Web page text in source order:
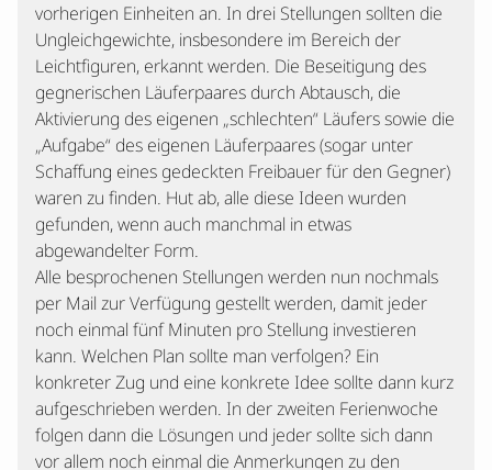
vorherigen Einheiten an. In drei Stellungen sollten die
Ungleichgewichte, insbesondere im Bereich der
Leichtfiguren, erkannt werden. Die Beseitigung des
gegnerischen Läuferpaares durch Abtausch, die
Aktivierung des eigenen „schlechten“ Läufers sowie die
„Aufgabe“ des eigenen Läuferpaares (sogar unter
Schaffung eines gedeckten Freibauer für den Gegner)
waren zu finden. Hut ab, alle diese Ideen wurden
gefunden, wenn auch manchmal in etwas
abgewandelter Form.
Alle besprochenen Stellungen werden nun nochmals
per Mail zur Verfügung gestellt werden, damit jeder
noch einmal fünf Minuten pro Stellung investieren
kann. Welchen Plan sollte man verfolgen? Ein
konkreter Zug und eine konkrete Idee sollte dann kurz
aufgeschrieben werden. In der zweiten Ferienwoche
folgen dann die Lösungen und jeder sollte sich dann
vor allem noch einmal die Anmerkungen zu den